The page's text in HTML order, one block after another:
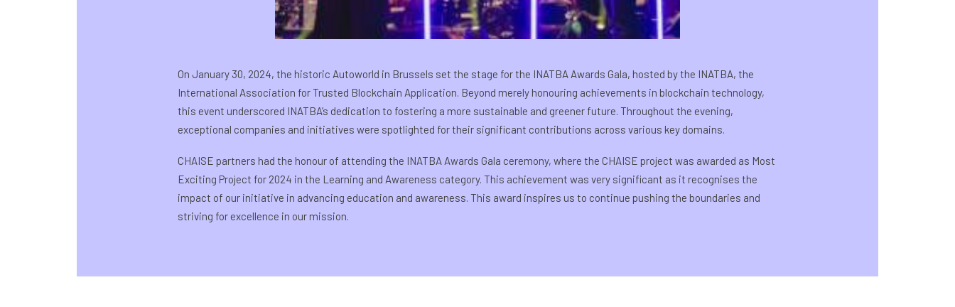
On January 30, 2024, the historic Autoworld in Brussels set the stage for the INATBA Awards Gala, hosted by the INATBA, the
International Association for Trusted Blockchain Application. Beyond merely honouring achievements in blockchain technology,
this event underscored INATBA’s dedication to fostering a more sustainable and greener future. Throughout the evening,
exceptional companies and initiatives were spotlighted for their significant contributions across various key domains.
CHAISE partners had the honour of attending the INATBA Awards Gala ceremony, where the CHAISE project was awarded as Most
Exciting Project for 2024 in the Learning and Awareness category. This achievement was very significant as it recognises the
impact of our initiative in advancing education and awareness. This award inspires us to continue pushing the boundaries and
striving for excellence in our mission.